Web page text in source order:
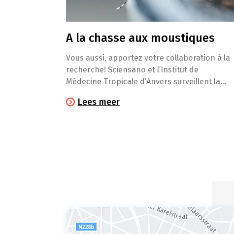
A la chasse aux moustiques
Vous aussi, apportez votre collaboration à la
recherche​! Sciensano et l’Institut de
Médecine Tropicale d’Anvers surveillent la
Belgique. Cette année encore, ils comptent
Lees meer